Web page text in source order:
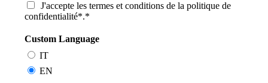
J'accepte les termes et conditions de la politique de
confidentialité*.*
Custom Language
IT
EN